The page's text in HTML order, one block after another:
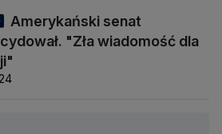
Amerykański senat
"Zła wiadomość dla